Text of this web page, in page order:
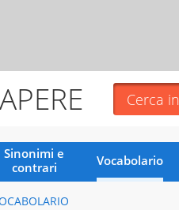
Sinonimi e
contrari
Vocabolario